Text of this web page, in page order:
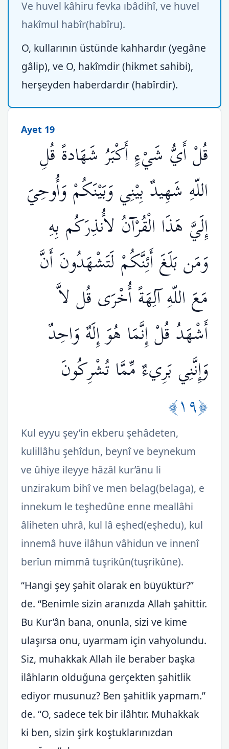
Ve huvel kâhiru fevka ıbâdihî, ve huvel
hakîmul habîr(habîru).
O, kullarının üstünde kahhardır (yegâne
gâlip), ve O, hakîmdir (hikmet sahibi),
herşeyden haberdardır (habîrdir).
Ayet 19
قُلْ أَيُّ شَيْءٍ أَكْبَرُ شَهَادةً قُلِ
اللّهِ شَهِيدٌ بِيْنِي وَبَيْنَكُمْ وَأُوحِيَ
إِلَيَّ هَذَا الْقُرْآنُ لأُنذِرَكُم بِهِ
وَمَن بَلَغَ أَئِنَّكُمْ لَتَشْهَدُونَ أَنَّ
مَعَ اللّهِ آلِهَةً أُخْرَى قُل لاَّ
أَشْهَدُ قُلْ إِنَّمَا هُوَ إِلَهٌ وَاحِدٌ
وَإِنَّنِي بَرِيءٌ مِّمَّا تُشْرِكُونَ
﴿١٩﴾
Kul eyyu şey’in ekberu şehâdeten,
kulillâhu şehîdun, beynî ve beynekum
ve ûhiye ileyye hâzâl kur’ânu li
unzirakum bihî ve men belag(belaga), e
innekum le teşhedûne enne meallâhi
âliheten uhrâ, kul lâ eşhed(eşhedu), kul
innemâ huve ilâhun vâhidun ve innenî
berîun mimmâ tuşrikûn(tuşrikûne).
“Hangi şey şahit olarak en büyüktür?”
de. “Benimle sizin aranızda Allah şahittir.
Bu Kur’ân bana, onunla, sizi ve kime
ulaşırsa onu, uyarmam için vahyolundu.
Siz, muhakkak Allah ile beraber başka
ilâhların olduğuna gerçekten şahitlik
ediyor musunuz? Ben şahitlik yapmam.”
de. “O, sadece tek bir ilâhtır. Muhakkak
ki ben, sizin şirk koştuklarınızdan